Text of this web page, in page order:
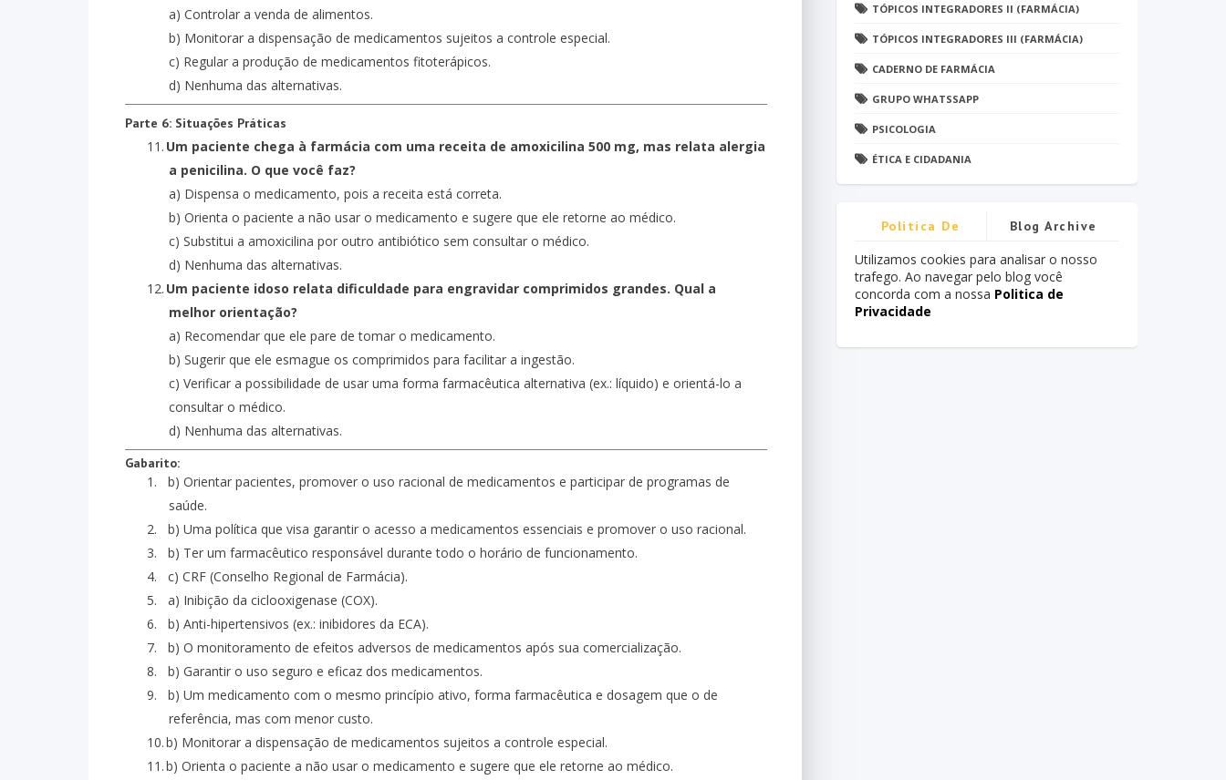
a) Controlar a venda de alimentos.
b) Monitorar a dispensação de medicamentos sujeitos a controle especial.
c) Regular a produção de medicamentos fitoterápicos.
d) Nenhuma das alternativas.
Parte 6: Situações Práticas
11. Um paciente chega à farmácia com uma receita de amoxicilina 500 mg, mas relata alergia
a penicilina. O que você faz?
a) Dispensa o medicamento, pois a receita está correta.
b) Orienta o paciente a não usar o medicamento e sugere que ele retorne ao médico.
c) Substitui a amoxicilina por outro antibiótico sem consultar o médico.
d) Nenhuma das alternativas.
12. Um paciente idoso relata dificuldade para engravidar comprimidos grandes. Qual a
melhor orientação?
a) Recomendar que ele pare de tomar o medicamento.
b) Sugerir que ele esmague os comprimidos para facilitar a ingestão.
c) Verificar a possibilidade de usar uma forma farmacêutica alternativa (ex.: líquido) e orientá-lo a
consultar o médico.
d) Nenhuma das alternativas.
Gabarito:
1.
b) Orientar pacientes, promover o uso racional de medicamentos e participar de programas de
saúde.
2.
b) Uma política que visa garantir o acesso a medicamentos essenciais e promover o uso racional.
3.
b) Ter um farmacêutico responsável durante todo o horário de funcionamento.
4.
c) CRF (Conselho Regional de Farmácia).
5.
a) Inibição da ciclooxigenase (COX).
6.
b) Anti-hipertensivos (ex.: inibidores da ECA).
7.
b) O monitoramento de efeitos adversos de medicamentos após sua comercialização.
8.
b) Garantir o uso seguro e eficaz dos medicamentos.
9.
b) Um medicamento com o mesmo princípio ativo, forma farmacêutica e dosagem que o de
referência, mas com menor custo.
10.b) Monitorar a dispensação de medicamentos sujeitos a controle especial.
11.b) Orienta o paciente a não usar o medicamento e sugere que ele retorne ao médico.
TÓPICOS INTEGRADORES II (FARMÁCIA)
TÓPICOS INTEGRADORES III (FARMÁCIA)
CADERNO DE FARMÁCIA
GRUPO WHATSSAPP
PSICOLOGIA
ÉTICA E CIDADANIA
Politica De
Privacidade
Blog Archive
Utilizamos cookies para analisar o nosso
trafego. Ao navegar pelo blog você
concorda com a nossa Politica de
Privacidade